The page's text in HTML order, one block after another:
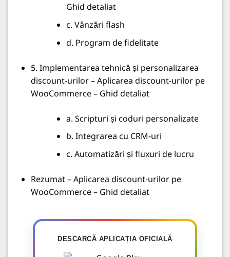
Ghid detaliat
c. Vânzări flash
d. Program de fidelitate
5. Implementarea tehnică și personalizarea
discount-urilor – Aplicarea discount-urilor pe
WooCommerce – Ghid detaliat
a. Scripturi și coduri personalizate
b. Integrarea cu CRM-uri
c. Automatizări și fluxuri de lucru
Rezumat – Aplicarea discount-urilor pe
WooCommerce – Ghid detaliat
DESCARCĂ APLICAȚIA OFICIALĂ